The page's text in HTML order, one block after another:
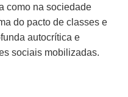
como na sociedade
do pacto de classes e
autocrítica e
sociais mobilizadas.